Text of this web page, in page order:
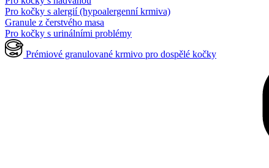
Pro kočky s alergií (hypoalergenní krmiva)
Granule z čerstvého masa
Pro kočky s urinálními problémy
Prémiové granulované krmivo pro dospělé kočky